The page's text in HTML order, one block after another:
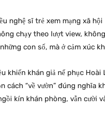
nghệ sĩ trẻ xem mạng xã
chạy theo lượt view,
con số, mà ở cảm xúc
khiến khán giả nể phục
cách “về vườn” đúng nghĩa
kín khán phòng, vẫn cười